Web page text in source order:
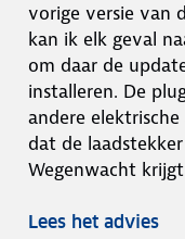
vorige versie van
kan ik elk geval
om daar de
installeren. De
andere
dat de
Wegenwacht
Lees het advies